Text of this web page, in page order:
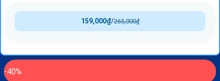
265,000₫
/
159,000₫
-40%